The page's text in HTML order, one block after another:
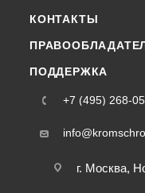
КОНТАКТЫ
ПОДДЕРЖКА
+7 (495) 268-
г. Москва,